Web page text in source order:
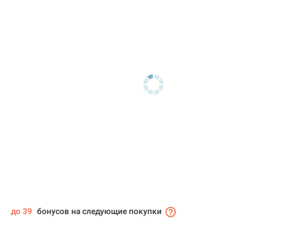
до 39 бонусов на следующие покупки